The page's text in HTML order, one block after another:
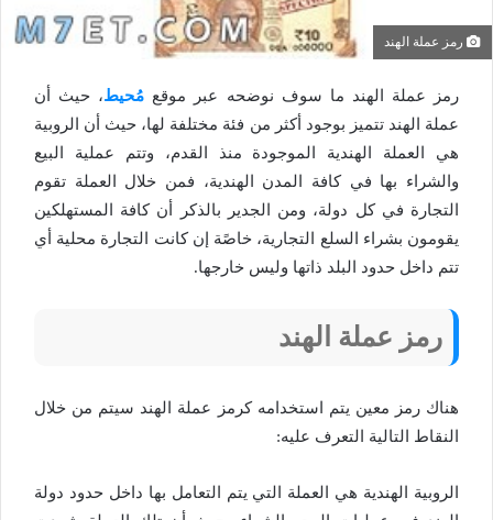
رمز عملة الهند
رمز عملة الهند ما سوف نوضحه عبر موقع مُحيط، حيث أن
عملة الهند تتميز بوجود أكثر من فئة مختلفة لها، حيث أن الروبية
هي العملة الهندية الموجودة منذ القدم، وتتم عملية البيع
والشراء بها في كافة المدن الهندية، فمن خلال العملة تقوم
التجارة في كل دولة، ومن الجدير بالذكر أن كافة المستهلكين
يقومون بشراء السلع التجارية، خاصًة إن كانت التجارة محلية أي
تتم داخل حدود البلد ذاتها وليس خارجها.
رمز عملة الهند
هناك رمز معين يتم استخدامه كرمز عملة الهند سيتم من خلال
النقاط التالية التعرف عليه:
الروبية الهندية هي العملة التي يتم التعامل بها داخل حدود دولة